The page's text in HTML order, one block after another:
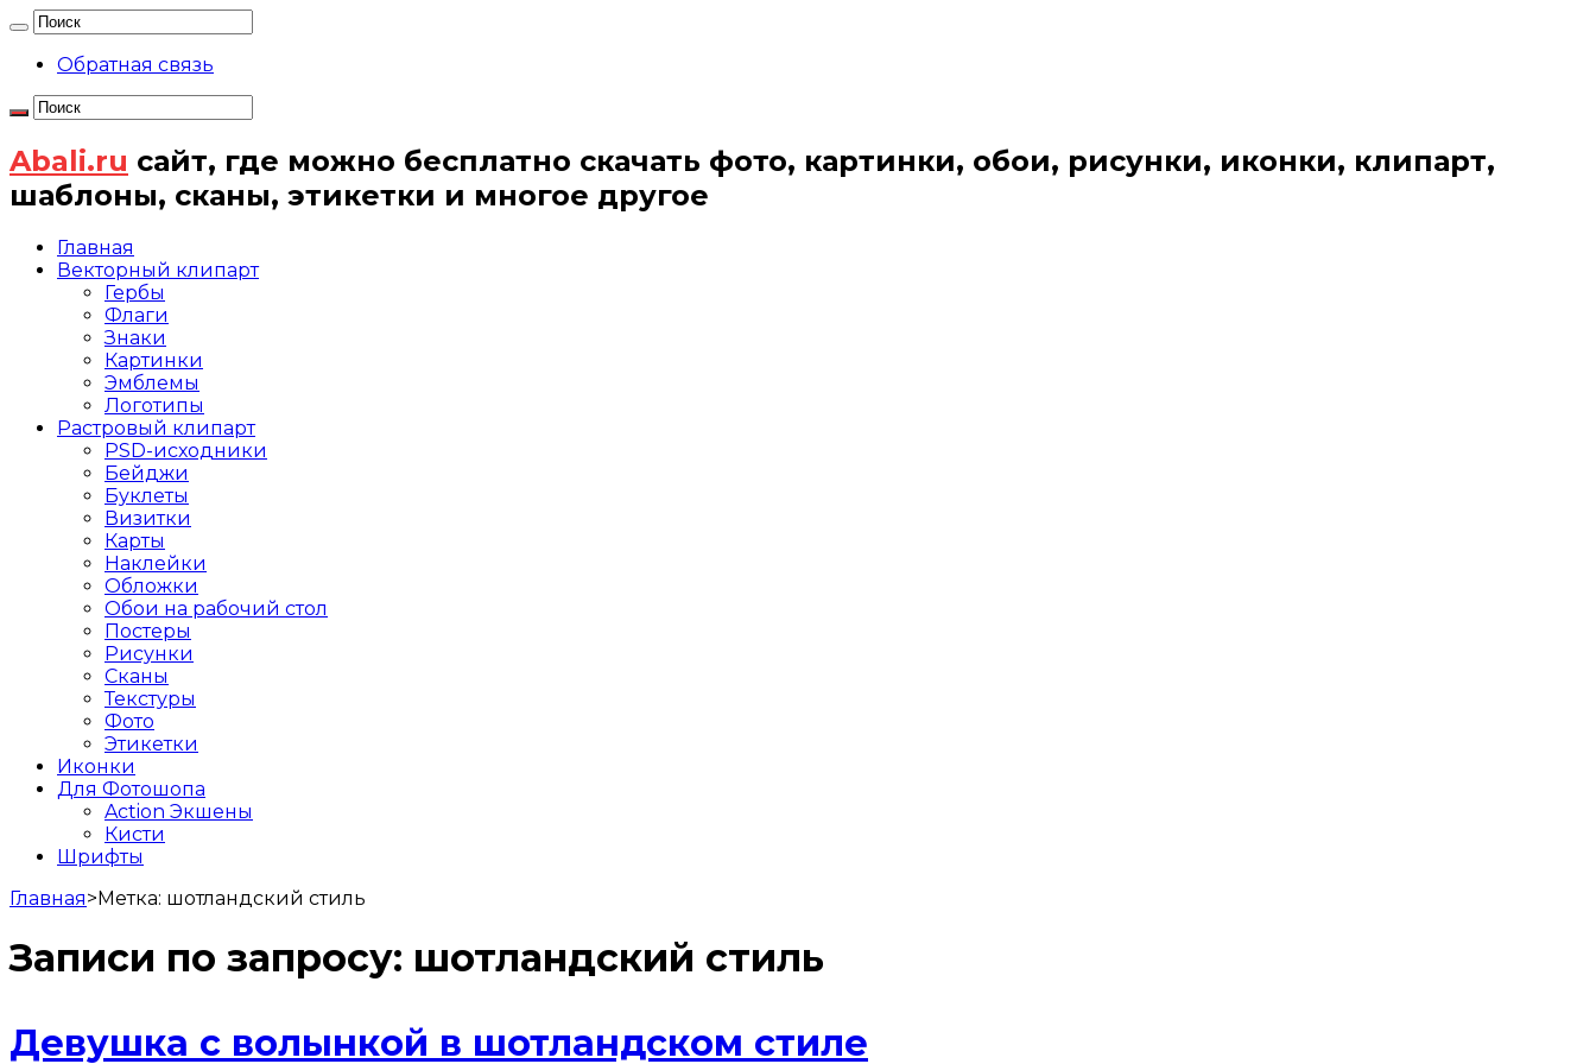
Обратная связь
Abali.ru сайт, где можно бесплатно скачать фото, картинки, обои, рисунки, иконки, клипарт,
шаблоны, сканы, этикетки и многое другое
Главная
Векторный клипарт
Гербы
Флаги
Знаки
Картинки
Эмблемы
Логотипы
Растровый клипарт
PSD-исходники
Бейджи
Буклеты
Визитки
Карты
Наклейки
Обложки
Обои на рабочий стол
Постеры
Рисунки
Сканы
Текстуры
Фото
Этикетки
Иконки
Для Фотошопа
Action Экшены
Кисти
Шрифты
Главная>Метка: шотландский стиль
Записи по запросу: шотландский стиль
Девушка с волынкой в шотландском стиле